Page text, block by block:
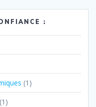
:
(1)
(1)